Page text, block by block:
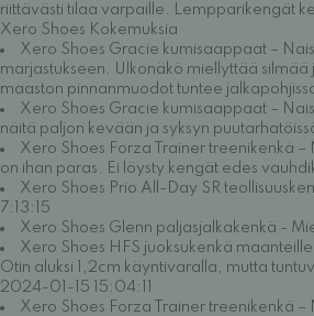
riittävästi tilaa varpaille. Lempparikengät
Xero Shoes Kokemuksia
Xero Shoes Gracie kumisaappaat –
marjastukseen. Ulkonäkö miellyttää
maaston pinnanmuodot tuntee
Xero Shoes Gracie kumisaappaat –
näitä paljon kevään ja syksyn
Xero Shoes Forza Trainer treenikenkä
on ihan paras. Ei löysty kengät edes
Xero Shoes Prio All-Day SR
7:13:15
Xero Shoes Glenn paljasjalkakenkä -
Xero Shoes HFS juoksukenkä
Otin aluksi 1,2cm käyntivaralla, mutta
2024-01-15 15:04:11
Xero Shoes Forza Trainer treenikenkä